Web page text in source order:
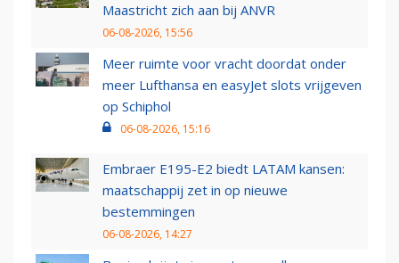
Maastricht zich aan bij ANVR
06-08-2026, 15:56
Meer ruimte voor vracht doordat onder
meer Lufthansa en easyJet slots vrijgeven
op Schiphol
06-08-2026, 15:16
Embraer E195-E2 biedt LATAM kansen:
maatschappij zet in op nieuwe
bestemmingen
06-08-2026, 14:27